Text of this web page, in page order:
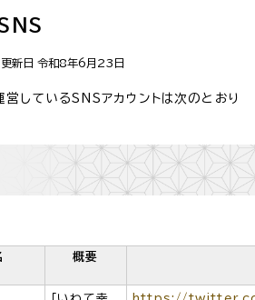
新日 令和8年6月23日
しているSNSアカウントは次のとおり
概要